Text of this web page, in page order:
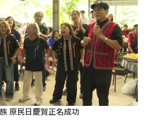
原民日慶賀正名成功